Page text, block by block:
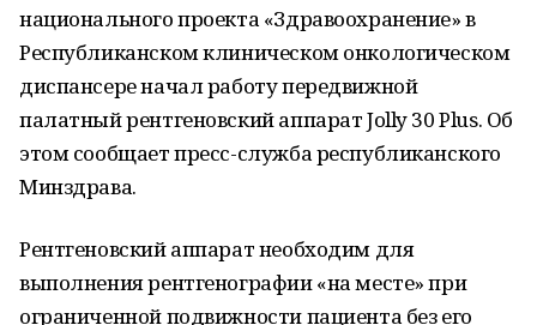
национального проекта «Здравоохранение» в
Республиканском клиническом онкологическом
диспансере начал работу передвижной
палатный рентгеновский аппарат Jolly 30 Plus. Об
этом сообщает пресс-служба республиканского
Минздрава.
Рентгеновский аппарат необходим для
выполнения рентгенографии «на месте» при
ограниченной подвижности пациента без его